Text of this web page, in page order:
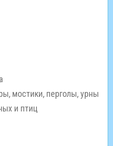
мостики, перголы, урны
и птиц